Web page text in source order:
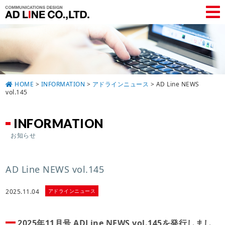
HOME > INFORMATION > アドラインニュース > AD Line NEWS
vol.145
INFORMATION
お知らせ
AD Line NEWS vol.145
2025.11.04 アドラインニュース